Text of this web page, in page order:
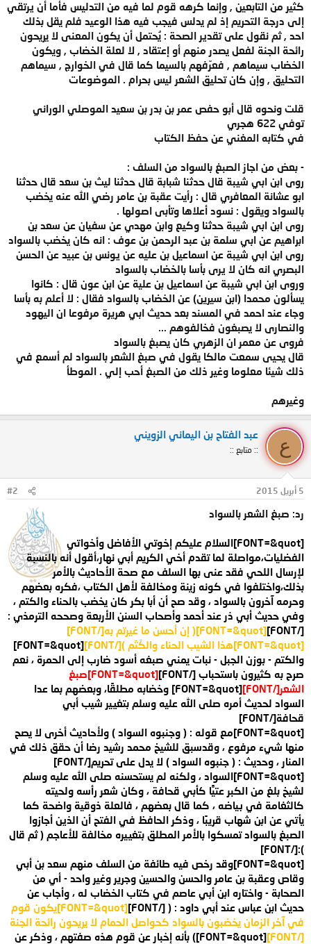
كثير من التابعين , وإنما كرهه قوم لما فيه من التدليس فأما أن يرتقي
إلى درجة التحريم إذ لم يدلس فيجب فيه هذا الوعيد فلم يقل بذلك
احد , ثم نقول على تقدير الصحة : يُحتمل أن يكون المعنى لا يريحون
رائحة الجنة لفعل يصدر منهم أو إعتقاد , لا لعلة الخضاب , ويكون
الخضاب سيماهم , فعرّفهم بالسيما كما قال في الخوارج , سيماهم
التحليق , وإن كان تحليق الشعر ليس بحرام . الموضوعات
قلت ونحوه قال أبو حفص عمر بن بدر بن سعيد الموصلي الوراني
توفي 622 هجري
في كتابه المغني عن حفظ الكتاب
- بعض من اجاز الصبغ بالسواد من السلف :
روى ابن ابي شيبة قال حدثنا شبابة قال حدثنا ليث بن سعد قال حدثنا
ابو عشانة المعافري قال : رأيت عقبة بن عامر رضي الله عنه يخضب
بالسواد ويقول : نسود أعلاها وتأبى اصولها .
روى ابن ابي شيبة حدثنا وكيع وابن مهدي عن سفيان عن سعد بن
ابراهيم عن ابي سلمة بن عبد الرحمن بن عوف : انه كان يخضب بالسواد
روى ابن ابي شيبة عن اسماعيل بن عليه عن يونس بن عبيد عن الحسن
البصري انه كان لا يرى بأسا بالخضاب بالسواد
وروى ابن ابي شيبة عن اسماعيل بن علية عن ابن عون قال : كانوا
يسألون محمدا (ابن سيرين) عن الخضاب بالسواد فقال : لا أعلم به بأسا
وجاء عند احمد في المسند بعد حديث ابي هريرة مرفوعا ان اليهود
والنصارى لا يصبغون فخالفوهم ...
فروى عن معمر ان الزهري كان يصبغ بالسواد
قال يحيى سمعت مالكا يقول في صبغ الشعر بالسواد لم أسمع في
ذلك شيئا معلوما وغير ذلك من الصبغ أحب إلي . الموطأ
وغيرهم
ع
عبد الفتاح بن اليماني الزويني
:: متابع ::
5 أبريل 2015 #2
رد: صبغ الشعر بالسواد
[FONT=&quot]السلام عليكم إخوتي الأفاضل وأخواتي
الفضليات،مواصلة لما تقدم أخي الكريم أبي نهار،أقول أنه بالنسبة
لإرسال اللحي فقد عنى بها السلف مع صحة الأحاديث بالأمر
بذلك،واختلفوا في كونه زينة ومخالفة لأهل الكتاب ،فكره بعضهم
وحرمه آخرون بالسواد ، وقد صح أن أبا بكر كان يخضب بالحناء والكتم ،
وفي حديث أبي ذر عند أحمد وأصحاب السنن الأربعة وصححه الترمذي :
[/FONT]
[FONT=&quot]( إن أحسن ما غيرتم به[/FONT]
[FONT=&quot]هذا الشيب الحناء والكَتَم )[/FONT]
[FONT=&quot]
والكتم - بوزن الجبل - نبات يمني صبغه أسود ضارب إلى الحمرة ، نعم
صرح به كثيرون باستحباب [/FONT]
[FONT=&quot]صبغ
الشعر[/FONT]
[FONT=&quot] وخضابه مطلقًا، وبعضهم بما عدا
السواد لحديث أمره صلى الله عليه وسلم بتغيير شيب أبي
قحافة[/FONT]
[FONT=&quot]مع قوله : ( وجنبوه السواد ) ولأحاديث أخرى لا يصح
منها شيء مرفوع ، وقدسبق للشيخ محمد رشيد رضا أن حقق ذلك في
المنار ، وحديث : ( جنبوه السواد ) لا يدل على تحريم[/FONT]
[FONT=&quot]السواد ، ولكنه لم يستحسنه صلى الله عليه وسلم
لشيخ بلغ من الكبر عتيًّا كأبي قحافة ، وكان شعر رأسه ولحيته
كالثغامة في بياضه ، كما قال بعضهم ، فالعلة ذوقية واضحة كما
يأتي عن ابن شهاب قريبًا ، وذكر الحافظ في الفتح أن الذين أجازوا
الصبغ بالسواد تمسكوا بالأمر المطلق بتغييره مخالفة للأعاجم ( ثم قال
):[/FONT]
[FONT=&quot]وقد رخص فيه طائفة من السلف منهم سعد بن أبي
وقاص وعقبة بن عامر والحسن والحسين وجرير وغير واحد - أي من
الصحابة - واختاره ابن أبي عاصم في كتاب الخضاب له ، وأجاب عن
حديث ابن عباس عند أبي داود : ( [/FONT]
[FONT=&quot]يكون قوم
في آخر الزمان يخضبون بالسواد كحواصل الحمام لا يريحون رائحة الجنة
[/FONT]
[FONT=&quot]) بأنه إخبار عن قوم هذه صفتهم ، وذكر عن